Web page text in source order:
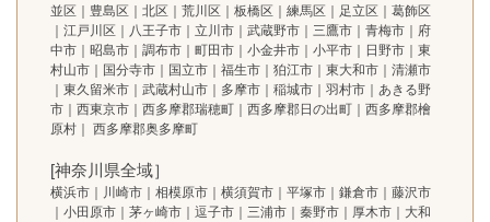
並区｜豊島区｜北区｜荒川区｜板橋区｜練馬区｜足立区｜葛飾区
｜江戸川区｜八王子市｜立川市｜武蔵野市｜三鷹市｜青梅市｜府
中市｜昭島市｜調布市｜町田市｜小金井市｜小平市｜日野市｜東
村山市｜国分寺市｜国立市｜福生市｜狛江市｜東大和市｜清瀬市
｜東久留米市｜武蔵村山市｜多摩市｜稲城市｜羽村市｜あきる野
市｜西東京市｜西多摩郡瑞穂町｜西多摩郡日の出町｜西多摩郡檜
原村｜ 西多摩郡奥多摩町
[神奈川県全域］
横浜市｜川崎市｜相模原市｜横須賀市｜平塚市｜鎌倉市｜藤沢市
｜小田原市｜茅ヶ崎市｜逗子市｜三浦市｜秦野市｜厚木市｜大和